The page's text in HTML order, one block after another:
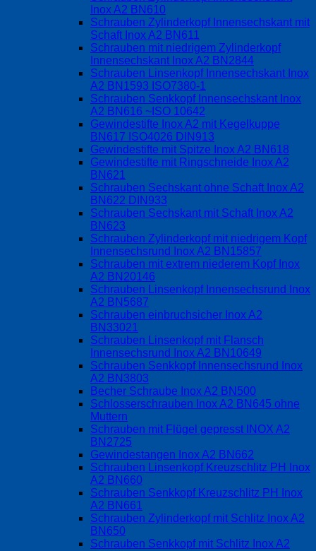
Inox A2 BN610
Schrauben Zylinderkopf Innensechskant mit
Schaft Inox A2 BN611
Schrauben mit niedrigem Zylinderkopf
Innensechskant Inox A2 BN2844
Schrauben Linsenkopf Innensechskant Inox
A2 BN1593 ISO7380-1
Schrauben Senkkopf Innensechskant Inox
A2 BN616 ~ISO 10642
Gewindestifte Inox A2 mit Kegelkuppe
BN617 ISO4026 DIN913
Gewindestifte mit Spitze Inox A2 BN618
Gewindestifte mit Ringschneide Inox A2
BN621
Schrauben Sechskant ohne Schaft Inox A2
BN622 DIN933
Schrauben Sechskant mit Schaft Inox A2
BN623
Schrauben Zylinderkopf mit niedrigem Kopf
Innensechsrund Inox A2 BN15857
Schrauben mit extrem niederem Kopf Inox
A2 BN20146
Schrauben Linsenkopf Innensechsrund Inox
A2 BN5687
Schrauben einbruchsicher Inox A2
BN33021
Schrauben Linsenkopf mit Flansch
Innensechsrund Inox A2 BN10649
Schrauben Senkkopf Innensechsrund Inox
A2 BN3803
Becher Schraube Inox A2 BN500
Schlosserschrauben Inox A2 BN645 ohne
Muttern
Schrauben mit Flügel gepresst INOX A2
BN2725
Gewindestangen Inox A2 BN662
Schrauben Linsenkopf Kreuzschlitz PH Inox
A2 BN660
Schrauben Senkkopf Kreuzschlitz PH Inox
A2 BN661
Schrauben Zylinderkopf mit Schlitz Inox A2
BN650
Schrauben Senkkopf mit Schlitz Inox A2